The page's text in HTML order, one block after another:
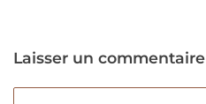
Laisser un commentaire